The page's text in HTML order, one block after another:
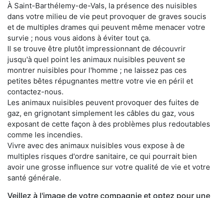
À Saint-Barthélemy-de-Vals, la présence des nuisibles
dans votre milieu de vie peut provoquer de graves soucis
et de multiples drames qui peuvent même menacer votre
survie ; nous vous aidons à éviter tout ça.
Il se trouve être plutôt impressionnant de découvrir
jusqu'à quel point les animaux nuisibles peuvent se
montrer nuisibles pour l'homme ; ne laissez pas ces
petites bêtes répugnantes mettre votre vie en péril et
contactez-nous.
Les animaux nuisibles peuvent provoquer des fuites de
gaz, en grignotant simplement les câbles du gaz, vous
exposant de cette façon à des problèmes plus redoutables
comme les incendies.
Vivre avec des animaux nuisibles vous expose à de
multiples risques d'ordre sanitaire, ce qui pourrait bien
avoir une grosse influence sur votre qualité de vie et votre
santé générale.
Veillez à l'image de votre compagnie et optez pour une